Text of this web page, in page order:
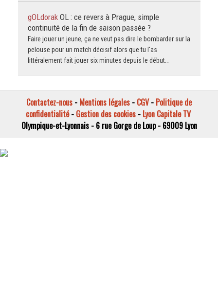
gOLdorak OL : ce revers à Prague, simple
continuité de la fin de saison passée ?
Faire jouer un jeune, ça ne veut pas dire le bombarder sur la
pelouse pour un match décisif alors que tu l'as
littéralement fait jouer six minutes depuis le début…
Contactez-nous - Mentions légales - CGV- Politique de
confidentialité- Gestion des cookies- Lyon Capitale TV
Olympique-et-Lyonnais - 6 rue Gorge de Loup - 69009 Lyon